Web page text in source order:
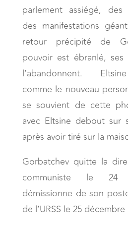
parlement assiégé,
des manifestations
retour précipité de
pouvoir est ébranlé, ses
l’abandonnent.
comme le nouveau
se souvient de cette
avec Eltsine debout sur
après avoir tiré sur la
Gorbatchev quitte la
communiste le
démissionne de son
de l’URSS le 25 décembre